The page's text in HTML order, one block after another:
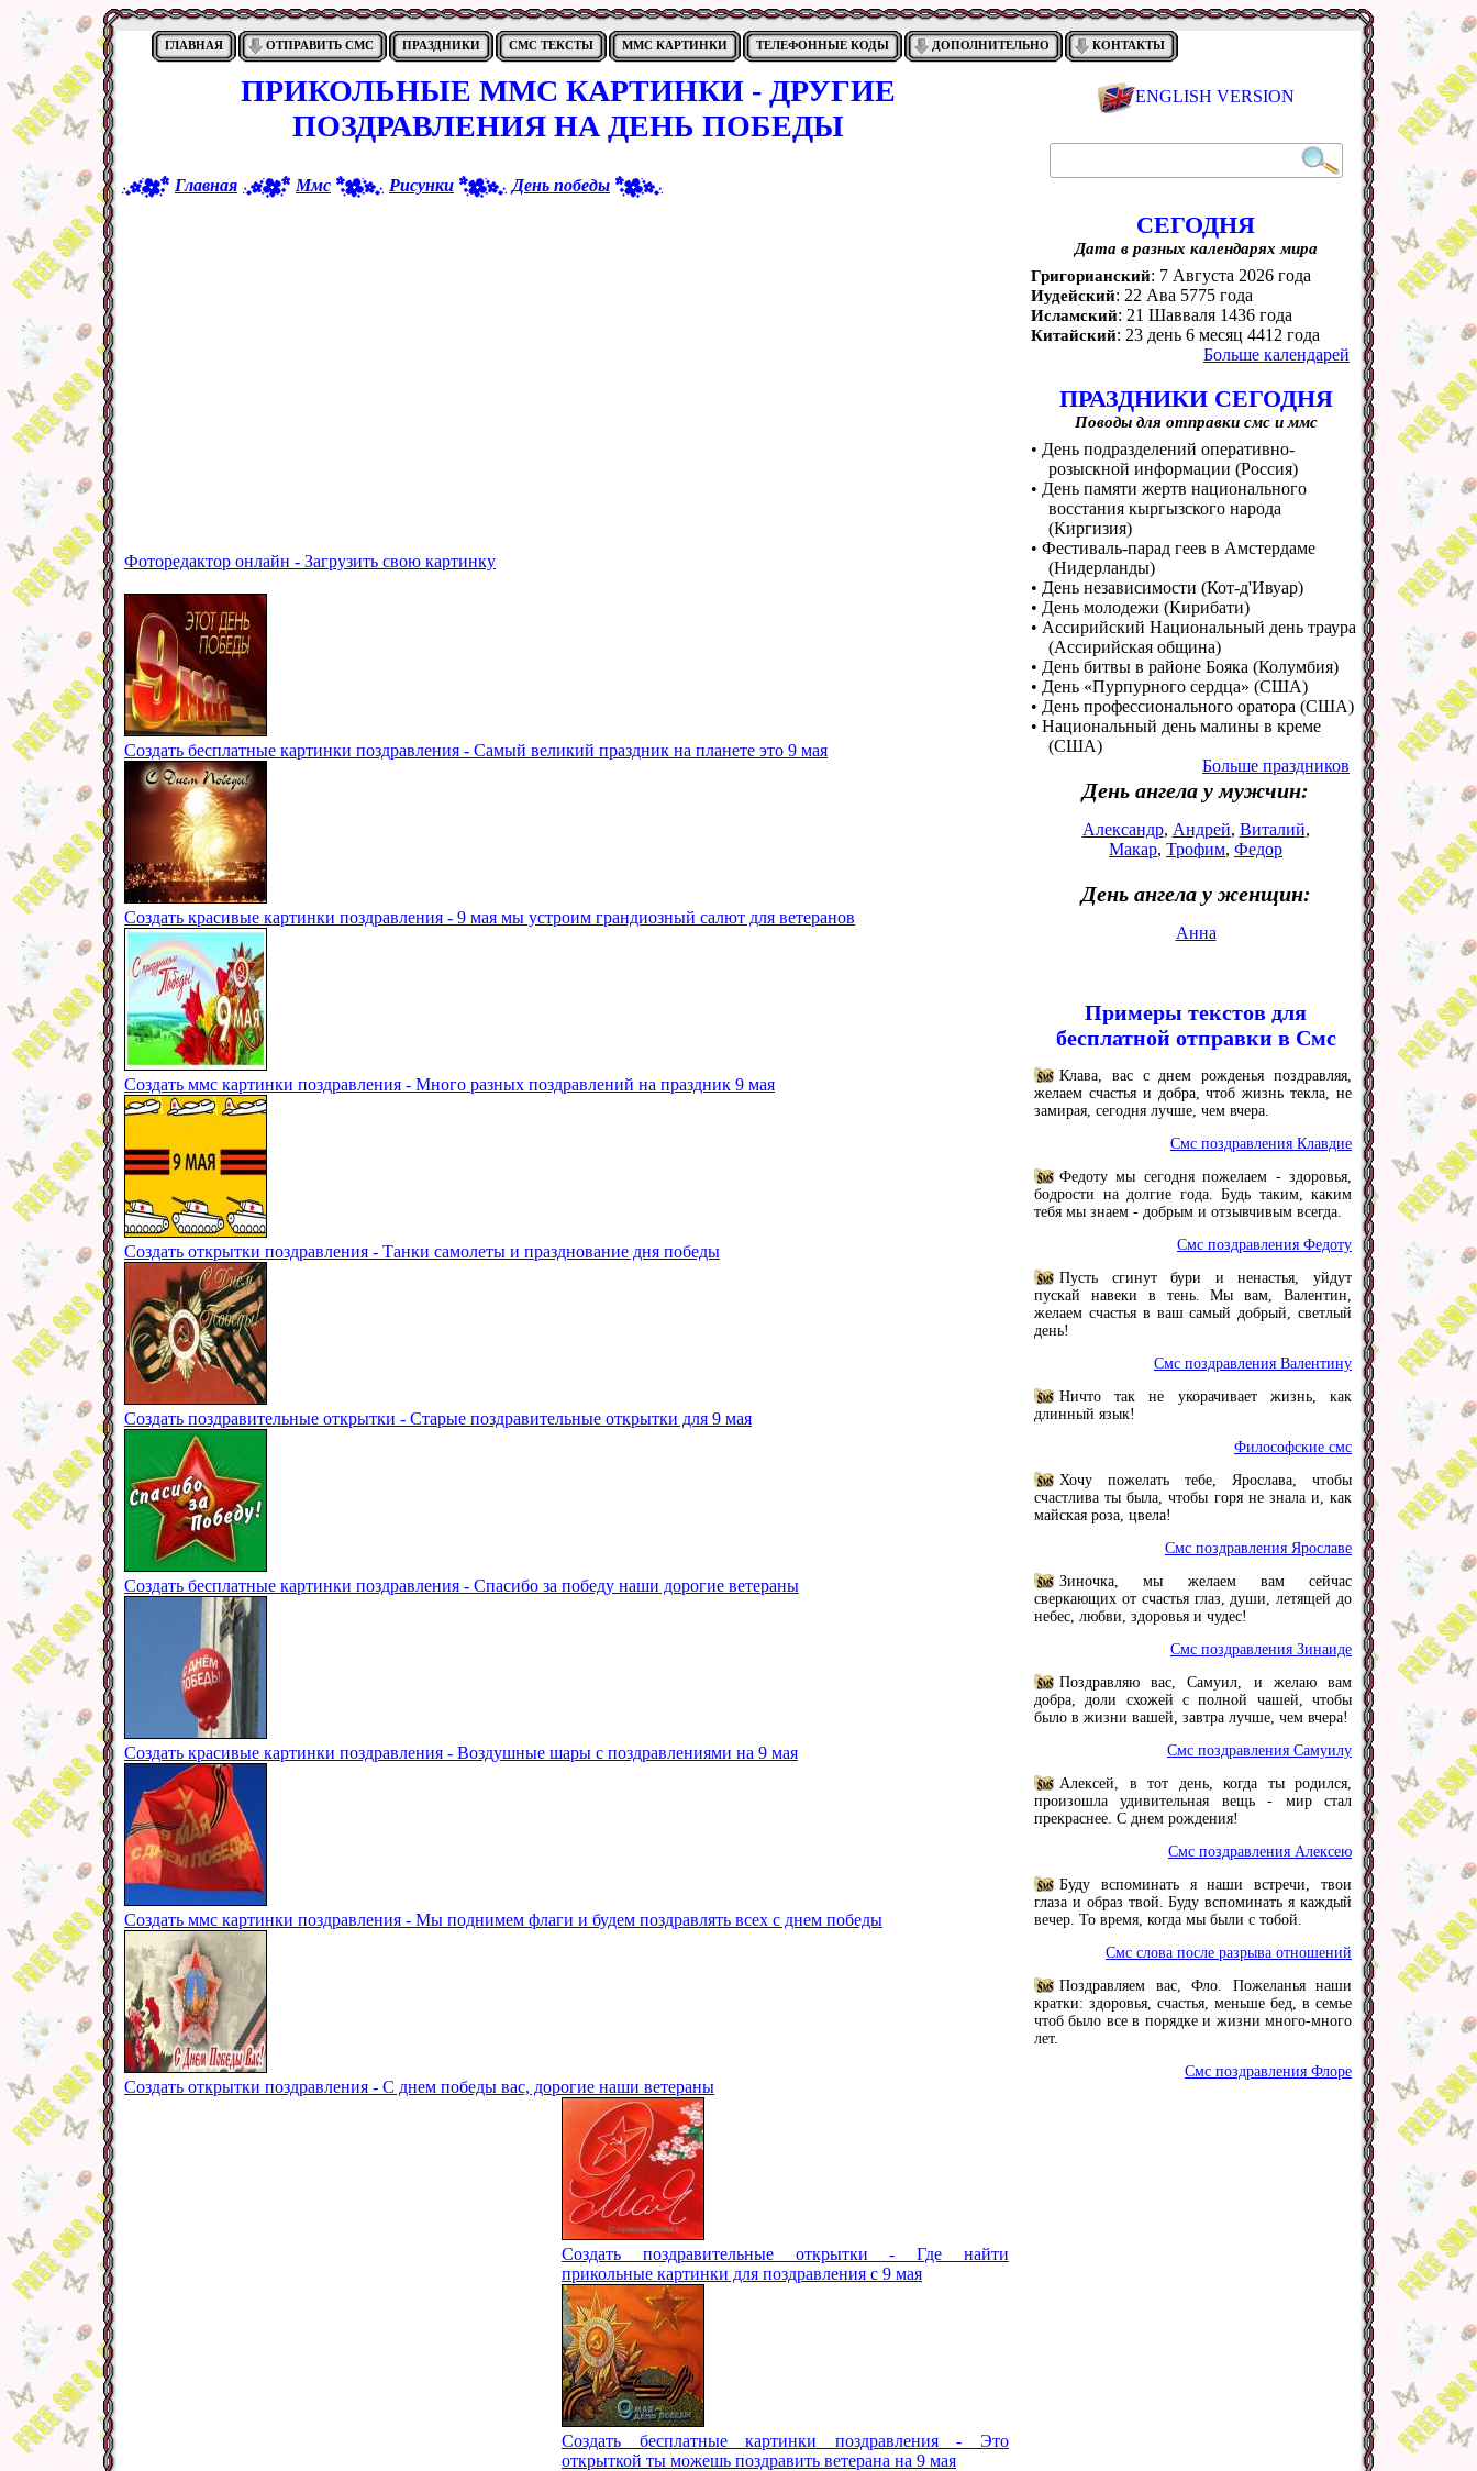
ГЛАВНАЯ ОТПРАВИТЬ СМС ПРАЗДНИКИ СМС ТЕКСТЫ ММС КАРТИНКИ ТЕЛЕФОННЫЕ КОДЫ ДОПОЛНИТЕЛЬНО КОНТАКТЫ
ПРИКОЛЬНЫЕ ММС КАРТИНКИ - ДРУГИЕ
ПОЗДРАВЛЕНИЯ НА ДЕНЬ ПОБЕДЫ
Главная Ммс Рисунки День победы
Фоторедактор онлайн - Загрузить свою картинку
Создать бесплатные картинки поздравления - Самый великий праздник на планете это 9 мая
Создать красивые картинки поздравления - 9 мая мы устроим грандиозный салют для ветеранов
Создать ммс картинки поздравления - Много разных поздравлений на праздник 9 мая
Создать открытки поздравления - Танки самолеты и празднование дня победы
Создать поздравительные открытки - Старые поздравительные открытки для 9 мая
Создать бесплатные картинки поздравления - Спасибо за победу наши дорогие ветераны
Создать красивые картинки поздравления - Воздушные шары с поздравлениями на 9 мая
Создать ммс картинки поздравления - Мы поднимем флаги и будем поздравлять всех с днем победы
Создать открытки поздравления - С днем победы вас, дорогие наши ветераны
Создать поздравительные открытки - Где найти
прикольные картинки для поздравления с 9 мая
Создать бесплатные картинки поздравления - Это
открыткой ты можешь поздравить ветерана на 9 мая
ENGLISH VERSION
СЕГОДНЯ
Дата в разных календарях мира
Григорианский: 7 Августа 2026 года
Иудейский: 22 Ава 5775 года
Исламский: 21 Шавваля 1436 года
Китайский: 23 день 6 месяц 4412 года
Больше календарей
ПРАЗДНИКИ СЕГОДНЯ
Поводы для отправки смс и ммс
• День подразделений оперативно-
розыскной информации (Россия)
• День памяти жертв национального
восстания кыргызского народа
(Киргизия)
• Фестиваль-парад геев в Амстердаме
(Нидерланды)
• День независимости (Кот-д'Ивуар)
• День молодежи (Кирибати)
• Ассирийский Национальный день траура
(Ассирийская община)
• День битвы в районе Бояка (Колумбия)
• День «Пурпурного сердца» (США)
• День профессионального оратора (США)
• Национальный день малины в креме
(США)
Больше праздников
День ангела у мужчин:
Александр, Андрей, Виталий,
Макар, Трофим, Федор
День ангела у женщин:
Анна
Примеры текстов для
бесплатной отправки в Смс
Клава, вас с днем рожденья поздравляя,
желаем счастья и добра, чтоб жизнь текла, не
замирая, сегодня лучше, чем вчера.
Смс поздравления Клавдие
Федоту мы сегодня пожелаем - здоровья,
бодрости на долгие года. Будь таким, каким
тебя мы знаем - добрым и отзывчивым всегда.
Смс поздравления Федоту
Пусть сгинут бури и ненастья, уйдут
пускай навеки в тень. Мы вам, Валентин,
желаем счастья в ваш самый добрый, светлый
день!
Смс поздравления Валентину
Ничто так не укорачивает жизнь, как
длинный язык!
Философские смс
Хочу пожелать тебе, Ярослава, чтобы
счастлива ты была, чтобы горя не знала и, как
майская роза, цвела!
Смс поздравления Ярославе
Зиночка, мы желаем вам сейчас
сверкающих от счастья глаз, души, летящей до
небес, любви, здоровья и чудес!
Смс поздравления Зинаиде
Поздравляю вас, Самуил, и желаю вам
добра, доли схожей с полной чашей, чтобы
было в жизни вашей, завтра лучше, чем вчера!
Смс поздравления Самуилу
Алексей, в тот день, когда ты родился,
произошла удивительная вещь - мир стал
прекраснее. С днем рождения!
Смс поздравления Алексею
Буду вспоминать я наши встречи, твои
глаза и образ твой. Буду вспоминать я каждый
вечер. То время, когда мы были с тобой.
Смс слова после разрыва отношений
Поздравляем вас, Фло. Пожеланья наши
кратки: здоровья, счастья, меньше бед, в семье
чтоб было все в порядке и жизни много-много
лет.
Смс поздравления Флоре